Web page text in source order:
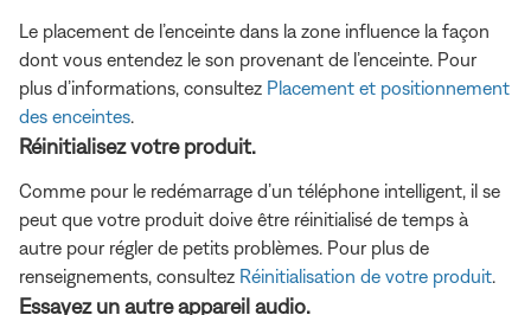
Le placement de l’enceinte dans la zone influence la façon
dont vous entendez le son provenant de l’enceinte. Pour
plus d’informations, consultez Placement et positionnement
des enceintes
Réinitialisez votre produit.
Comme pour le redémarrage d’un téléphone intelligent, il se
peut que votre produit doive être réinitialisé de temps à
autre pour régler de petits problèmes. Pour plus de
renseignements, consultez Réinitialisation de votre produit
Essayez un autre appareil audio.